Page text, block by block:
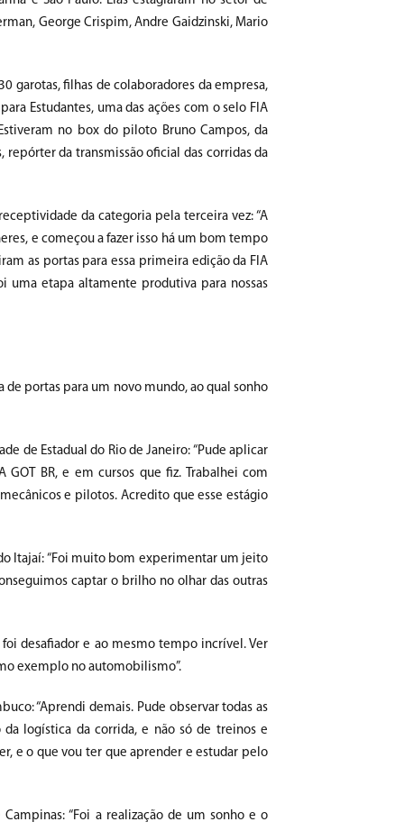
George Crispim, Andre Gaidzinski, Mario
garotas, filhas de colaboradores da empresa,
Estudantes, uma das ações com o selo FIA
no box do piloto Bruno Campos, da
repórter da transmissão oficial das corridas da
da categoria pela terceira vez: “A
e começou a fazer isso há um bom tempo
as portas para essa primeira edição da FIA
uma etapa altamente produtiva para nossas
de portas para um novo mundo, ao qual sonho
de Estadual do Rio de Janeiro: “Pude aplicar
BR, e em cursos que fiz. Trabalhei com
e pilotos. Acredito que esse estágio
Itajaí: “Foi muito bom experimentar um jeito
captar o brilho no olhar das outras
desafiador e ao mesmo tempo incrível. Ver
exemplo no automobilismo”.
“Aprendi demais. Pude observar todas as
da logística da corrida, e não só de treinos e
e o que vou ter que aprender e estudar pelo
“Foi a realização de um sonho e o